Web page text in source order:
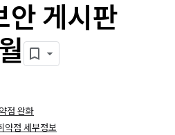
게시판
점 완화
점 세부정보